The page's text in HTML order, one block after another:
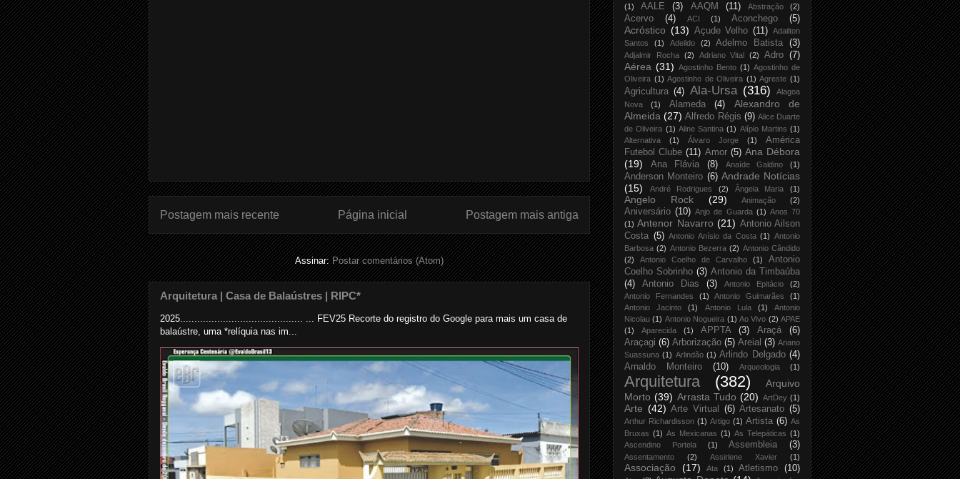
Postagem mais recente Postagem mais antiga
Página inicial
Assinar:Postar comentários (Atom)
Arquitetura | Casa de Balaústres | RIPC*
2025........................................... ... FEV25 Recorte do registro do Google para mais um casa de
balaústre, uma *relíquia nas im...
(1)
AALE (3) AAQM (11) Abstração (2)
Acervo (4) ACI (1) Aconchego (5)
Acróstico (13) Açude Velho (11) Adailton
Santos
(1) Adeildo (2) Adelmo Batista (3)
Adjalmir Rocha (2) Adriano Vital (2) Adro (7)
Aérea (31) Agostinho Bento (1) Agostinho de
Oliveira (1) Agostinho de Oliveira (1) Agreste (1)
Agricultura (4) Ala-Ursa (316)
Alagoa
Nova
(1) Alameda (4)
Alexandro de
Almeida (27) Alfredo Régis (9) Alice Duarte
de Oliveira (1) Aline Santina (1) Alípio Martins (1)
Alternativa
(1) Álvaro Jorge (1)
América
Futebol Clube (11) Amor (5) Ana Débora
(19)
Ana Flávia (8) Anaíde Galdino (1)
Anderson Monteiro (6) Andrade Notícias
(15)
André Rodrigues (2) Ângela Maria (1)
Angelo Rock (29) Animação (2)
Aniversário (10) Anjo de Guarda (1) Anos 70
(1) Antenor Navarro (21) Antonio Ailson
Costa (5) Antonio Anísio da Costa (1) Antonio
Barbosa (2) Antonio Bezerra (2) Antonio Cândido
(2)
Antonio Coelho de Carvalho (1)
Antonio
Coelho Sobrinho (3) Antonio da Timbaúba
(4)
Antonio Dias (3) Antonio Epitácio
(2)
Antonio Fernandes
(1) Antonio Guimarães
(1)
Antonio Jacinto
(1) Antonio Lula (1)
Antonio
Nicolau (1) Antonio Nogueira (1) Ao Vivo (2) APAE
(1)
Aparecida (1) APPTA (3) Araçá
(6)
Araçagi (6) Arborização (5) Areial (3) Ariano
Suassuna (1) Arlindão (1) Arlindo Delgado (4)
Arnaldo Monteiro
(10) Arqueologia (1)
Arquitetura (382)
Arquivo
Morto (39) Arrasta Tudo (20) ArtDey (1)
Arte (42) Arte Virtual (6) Artesanato (5)
Arthur Richardisson (1) Artigo (1) Artista (6) As
Bruxas (1) As Mexicanas (1) As Telepáticas (1)
Ascendino Portela
(1) Assembleia (3)
Assentamento (2) Assirlene Xavier (1)
Associação (17) Ata (1) Atletismo (10)